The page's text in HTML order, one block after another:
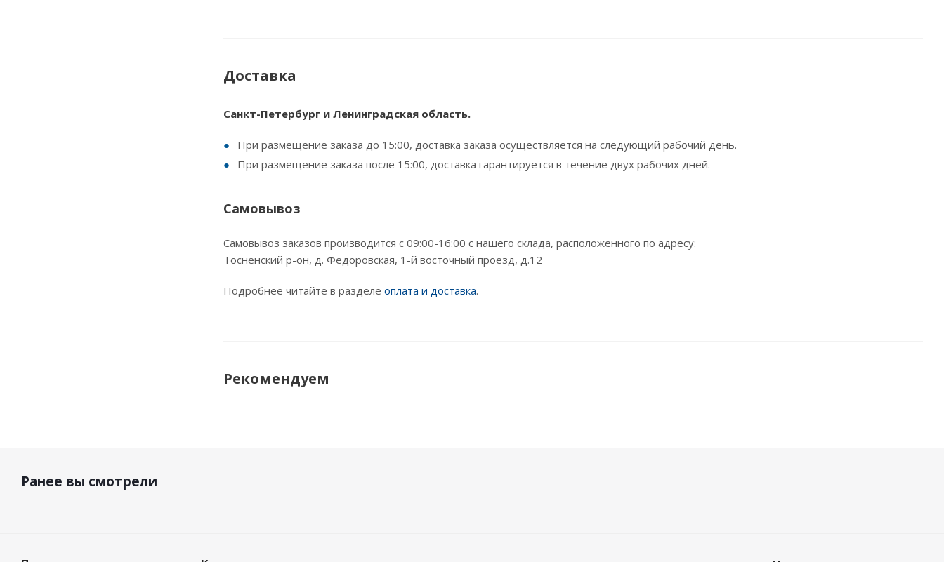
Доставка
Санкт-Петербург и Ленинградская область.
При размещение заказа до 15:00, доставка заказа осуществляется на следующий рабочий день.
При размещение заказа после 15:00, доставка гарантируется в течение двух рабочих дней.
Самовывоз
Самовывоз заказов производится с 09:00-16:00 с нашего склада, расположенного по адресу:
Тосненский р-он, д. Федоровская, 1-й восточный проезд, д.12
Подробнее читайте в разделе оплата и доставка.
Рекомендуем
Ранее вы смотрели